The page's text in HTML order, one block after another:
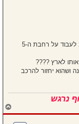
נ.ב3 - אם אליאסי רוצה להתקדם לאנשהו הוא חייב לעבוד על רחבת ה-5
ושהוא יחזור להרכב
נרגש
ח
ז